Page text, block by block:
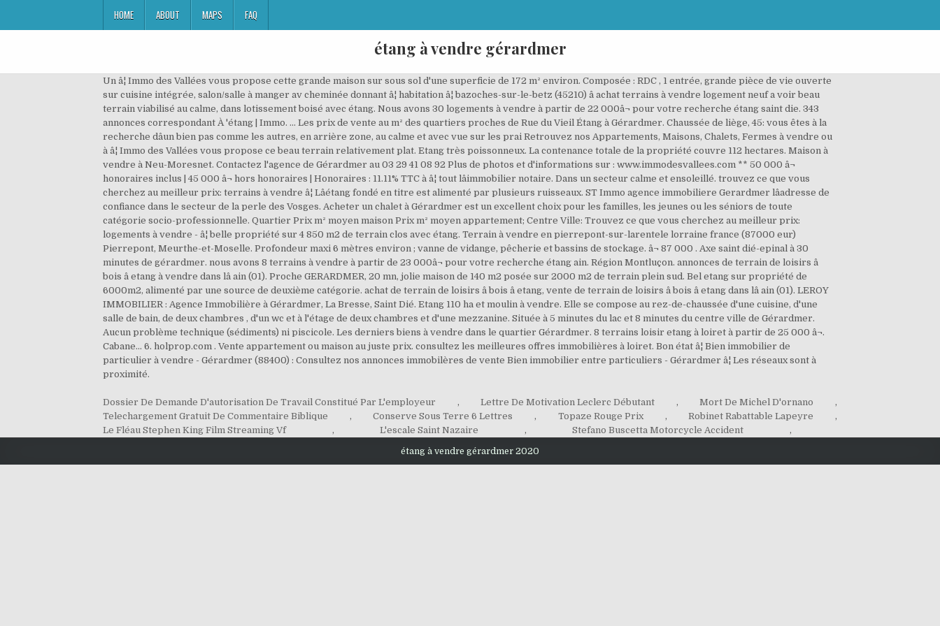
HOME ABOUT MAPS FAQ
étang à vendre gérardmer
Un â¦ Immo des Vallées vous propose cette grande maison sur sous sol d'une superficie de 172 m² environ. Composée : RDC , 1 entrée, grande pièce de vie ouverte
sur cuisine intégrée, salon/salle à manger av cheminée donnant â¦ habitation â¦ bazoches-sur-le-betz (45210) â achat terrains à vendre logement neuf a voir beau
terrain viabilisé au calme, dans lotissement boisé avec étang. Nous avons 30 logements à vendre à partir de 22 000â¬ pour votre recherche étang saint die. 343
annonces correspondant À 'étang | Immo. ... Les prix de vente au m² des quartiers proches de Rue du Vieil Étang à Gérardmer. Chaussée de liège, 45: vous êtes à la
recherche dâun bien pas comme les autres, en arrière zone, au calme et avec vue sur les prai Retrouvez nos Appartements, Maisons, Chalets, Fermes à vendre ou
à â¦ Immo des Vallées vous propose ce beau terrain relativement plat. Etang très poissonneux. La contenance totale de la propriété couvre 112 hectares. Maison à
vendre à Neu-Moresnet. Contactez l'agence de Gérardmer au 03 29 41 08 92 Plus de photos et d'informations sur : www.immodesvallees.com ** 50 000 â¬
honoraires inclus | 45 000 â¬ hors honoraires | Honoraires : 11.11% TTC à â¦ tout lâimmobilier notaire. Dans un secteur calme et ensoleillé. trouvez ce que vous
cherchez au meilleur prix: terrains à vendre â¦ Lâétang fondé en titre est alimenté par plusieurs ruisseaux. ST Immo agence immobiliere Gerardmer lâadresse de
confiance dans le secteur de la perle des Vosges. Acheter un chalet à Gérardmer est un excellent choix pour les familles, les jeunes ou les séniors de toute
catégorie socio-professionnelle. Quartier Prix m² moyen maison Prix m² moyen appartement; Centre Ville: Trouvez ce que vous cherchez au meilleur prix:
logements à vendre - â¦ belle propriété sur 4 850 m2 de terrain clos avec étang. Terrain à vendre en pierrepont-sur-larentele lorraine france (87000 eur)
Pierrepont, Meurthe-et-Moselle. Profondeur maxi 6 mètres environ ; vanne de vidange, pêcherie et bassins de stockage. â¬ 87 000 . Axe saint dié-epinal à 30
minutes de gérardmer. nous avons 8 terrains à vendre à partir de 23 000â¬ pour votre recherche étang ain. Région Montluçon. annonces de terrain de loisirs â
bois â etang à vendre dans lâ ain (01). Proche GERARDMER, 20 mn, jolie maison de 140 m2 posée sur 2000 m2 de terrain plein sud. Bel etang sur propriété de
6000m2, alimenté par une source de deuxième catégorie. achat de terrain de loisirs â bois â etang, vente de terrain de loisirs â bois â etang dans lâ ain (01). LEROY
IMMOBILIER : Agence Immobilière à Gérardmer, La Bresse, Saint Dié. Etang 110 ha et moulin à vendre. Elle se compose au rez-de-chaussée d'une cuisine, d'une
salle de bain, de deux chambres , d'un wc et à l'étage de deux chambres et d'une mezzanine. Située à 5 minutes du lac et 8 minutes du centre ville de Gérardmer.
Aucun problème technique (sédiments) ni piscicole. Les derniers biens à vendre dans le quartier Gérardmer. 8 terrains loisir etang à loiret à partir de 25 000 â¬.
Cabane... 6. holprop.com . Vente appartement ou maison au juste prix. consultez les meilleures offres immobilières à loiret. Bon état â¦ Bien immobilier de
particulier à vendre - Gérardmer (88400) : Consultez nos annonces immobilères de vente Bien immobilier entre particuliers - Gérardmer â¦ Les réseaux sont à
proximité.
Dossier De Demande D'autorisation De Travail Constitué Par L'employeur , Lettre De Motivation Leclerc Débutant , Mort De Michel D'ornano
,
Telechargement Gratuit De Commentaire Biblique
, Conserve Sous Terre 6 Lettres , Topaze Rouge Prix , Robinet Rabattable Lapeyre
,
Le Fléau Stephen King Film Streaming Vf
, L'escale Saint Nazaire , Stefano Buscetta Motorcycle Accident ,
étang à vendre gérardmer 2020